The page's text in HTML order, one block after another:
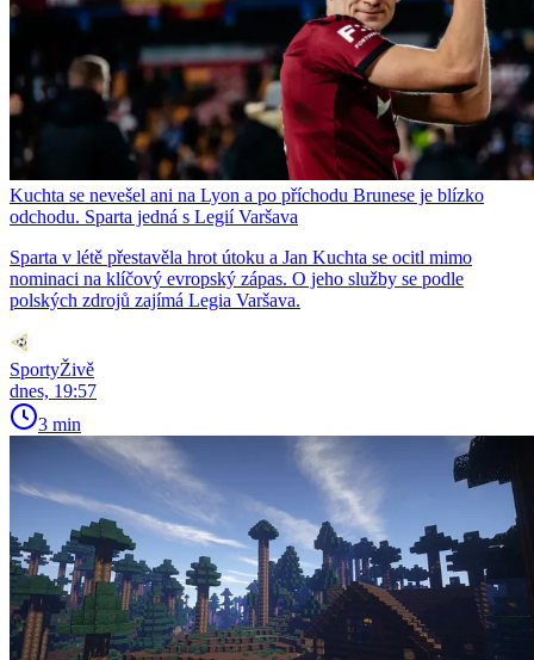
Kuchta se nevešel ani na Lyon a po příchodu Brunese je blízko
odchodu. Sparta jedná s Legií Varšava
Sparta v létě přestavěla hrot útoku a Jan Kuchta se ocitl mimo
nominaci na klíčový evropský zápas. O jeho služby se podle
polských zdrojů zajímá Legia Varšava.
SportyŽivě
dnes, 19:57
3 min